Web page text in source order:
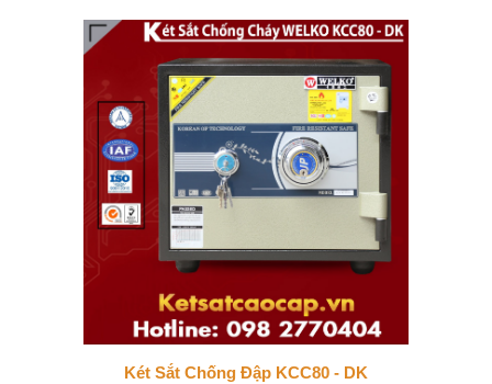
Két Sắt Chống Đập KCC80 - DK